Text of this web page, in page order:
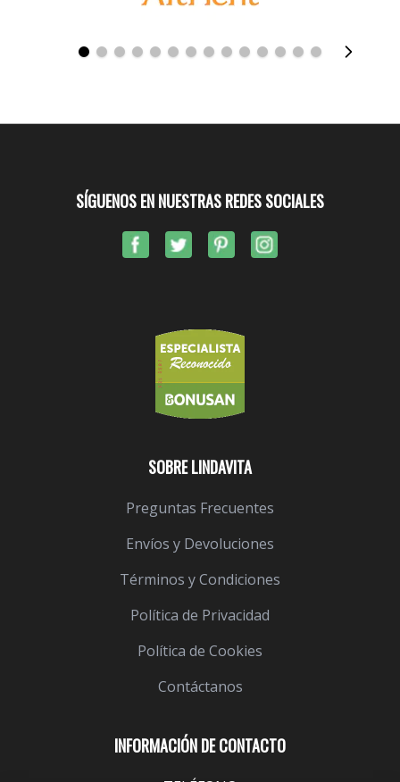
INFORMACIÓN DE CONTACTO
SOBRE LINDAVITA
Preguntas Frecuentes
Envíos y Devoluciones
Términos y Condiciones
Política de Privacidad
Política de Cookies
Contáctanos
SÍGUENOS EN NUESTRAS REDES SOCIALES